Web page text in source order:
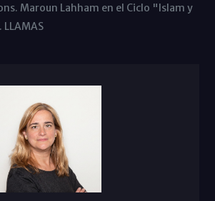
Maroun Lahham en el Ciclo "Islam y